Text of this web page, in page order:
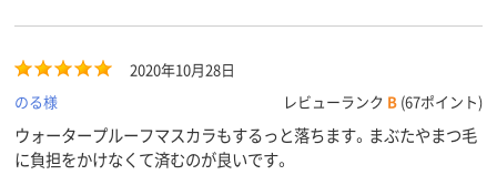
2020年10月28日
のる様
レビューランク B (67ポイント)
ウォータープルーフマスカラもするっと落ちます。まぶたやまつ毛
に負担をかけなくて済むのが良いです。